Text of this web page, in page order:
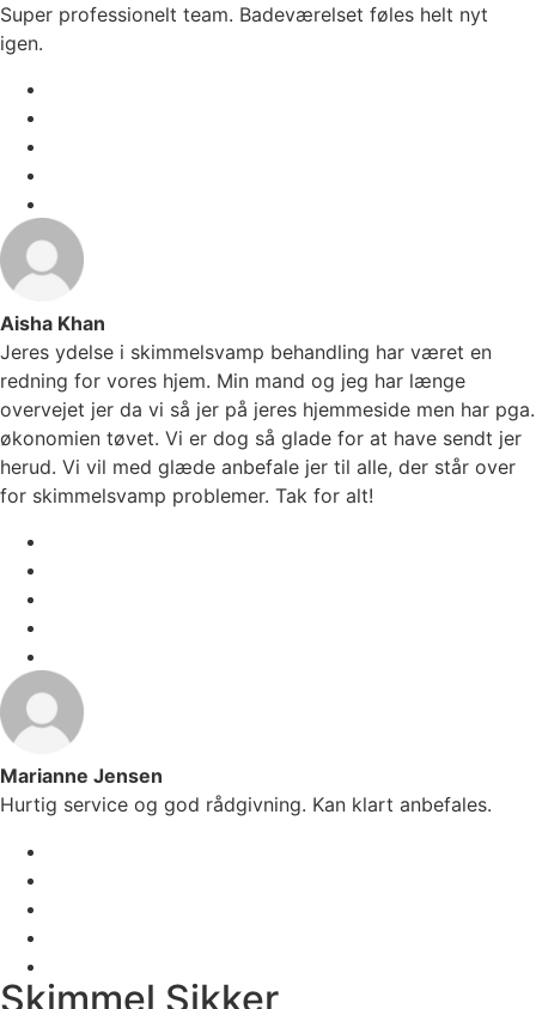
Super professionelt team. Badeværelset føles helt nyt
igen.
Aisha Khan
Jeres ydelse i skimmelsvamp behandling har været en
redning for vores hjem. Min mand og jeg har længe
overvejet jer da vi så jer på jeres hjemmeside men har pga.
økonomien tøvet. Vi er dog så glade for at have sendt jer
herud. Vi vil med glæde anbefale jer til alle, der står over
for skimmelsvamp problemer. Tak for alt!
Marianne Jensen
Hurtig service og god rådgivning. Kan klart anbefales.
Skimmel Sikker